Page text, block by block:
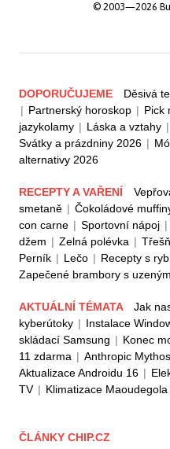
© 2003—2026
DOPORUČUJEME Děsivá
| Partnerský horoskop | Pick
jazykolamy | Láska a vztahy |
Svátky a prázdniny 2026 |
alternativy 2026
RECEPTY A VAŘENÍ
smetaně | Čokoládové
con carne | Sportovní nápoj |
džem | Zelná polévka |
Perník | Lečo | Recepty s
Zapečené brambory s uzeným
AKTUÁLNÍ TÉMATA Jak
kyberútoky | Instalace
skládací Samsung | Konec
11 zdarma | Anthropic Mythos
Aktualizace Androidu 16 |
TV | Klimatizace Maoudegola
ČLÁNKY CHIP.CZ